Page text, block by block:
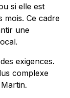
si elle est
mois. Ce cadre
une
exigences.
complexe